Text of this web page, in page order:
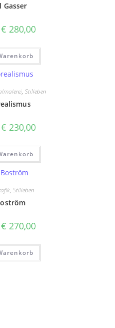
Gasser
Ursprünglicher
Preis
€ 460,00
€ 280,00Aktueller
€ 280,00.
, Stilleben
Ursprünglicher
Preis
€ 350,00
€ 230,00Aktueller
€ 230,00.
, Stilleben
Ursprünglicher
Preis
€ 410,00
€ 270,00Aktueller
€ 270,00.